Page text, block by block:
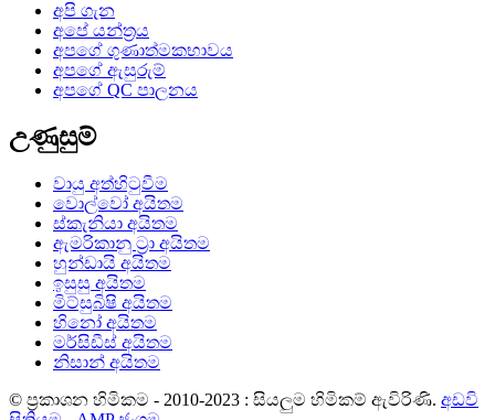
අපි ගැන
අපේ යන්ත්‍රය
අපගේ ගුණාත්මකභාවය
අපගේ ඇසුරුම්
අපගේ QC පාලනය
උණුසුම්
වායු අත්හිටුවීම
වොල්වෝ අයිතම
ස්කැනියා අයිතම
ඇමරිකානු ට්‍රා අයිතම
හුන්ඩායි අයිතම
ඉසුසු අයිතම
මිට්සුබිෂි අයිතම
හිනෝ අයිතම
මර්සිඩීස් අයිතම
නිසාන් අයිතම
© ප්‍රකාශන හිමිකම - 2010-2023 : සියලුම හිමිකම් ඇවිරිණි. අඩවි